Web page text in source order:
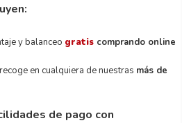
y balanceo gratis comprando online
en cualquiera de nuestras más de
de pago con